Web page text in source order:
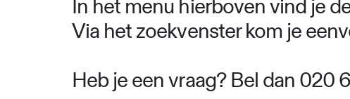
In het menu hierboven vind je
Via het zoekvenster kom je
Heb je een vraag? Bel dan 020